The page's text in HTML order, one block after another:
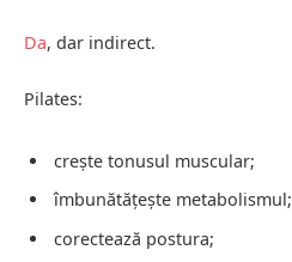
Da, dar indirect.
Pilates:
crește tonusul muscular;
îmbunătățește metabolismul;
corectează postura;